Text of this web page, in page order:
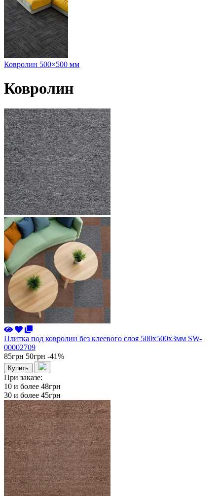
Ковролин 500×500 мм
Ковролин
Плитка под ковролин без клеевого слоя 500х500х3мм SW-
00002709
85грн 50грн -41%
Купить
При заказе:
10 и более 48грн
30 и более 45грн